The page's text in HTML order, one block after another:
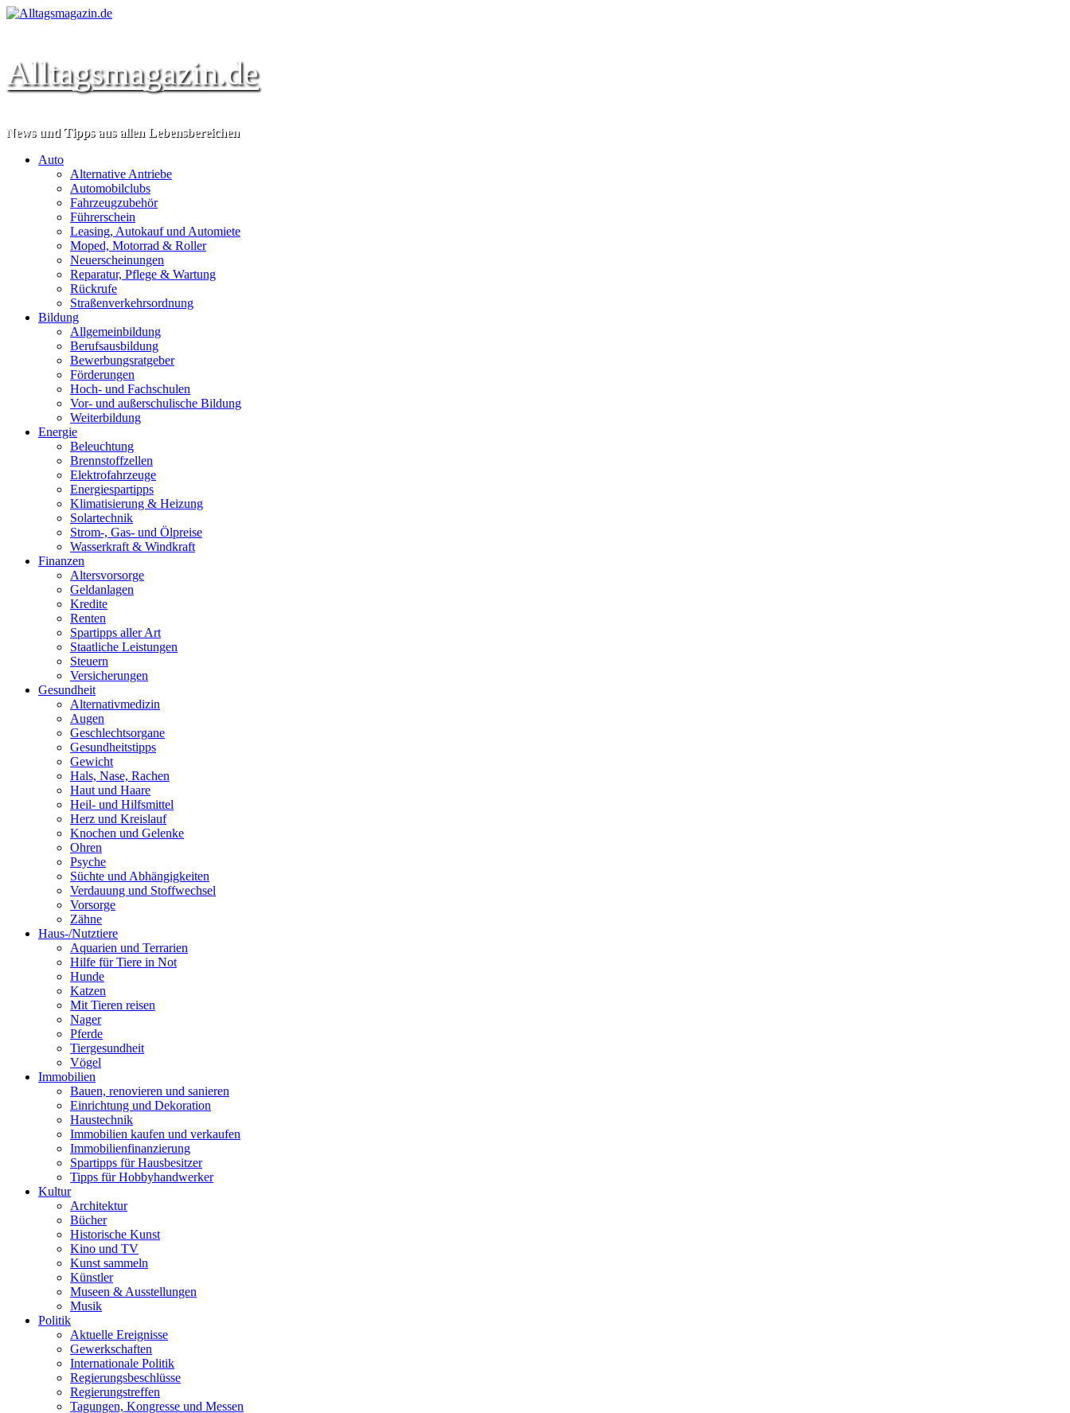
Zum
Alltagsmagazin.de
News und Tipps aus allen Lebensbereichen
PrimäresAuto
Alternative Antriebe
Automobilclubs
Fahrzeugzubehör
Führerschein
Leasing, Autokauf und Automiete
Moped, Motorrad & Roller
Neuerscheinungen
Reparatur, Pflege & Wartung
Rückrufe
Straßenverkehrsordnung
Bildung
Allgemeinbildung
Berufsausbildung
Bewerbungsratgeber
Förderungen
Hoch- und Fachschulen
Vor- und außerschulische Bildung
Weiterbildung
Energie
Beleuchtung
Brennstoffzellen
Elektrofahrzeuge
Energiespartipps
Klimatisierung & Heizung
Solartechnik
Strom-, Gas- und Ölpreise
Wasserkraft & Windkraft
Finanzen
Altersvorsorge
Geldanlagen
Kredite
Renten
Spartipps aller Art
Staatliche Leistungen
Steuern
Versicherungen
Gesundheit
Alternativmedizin
Augen
Geschlechtsorgane
Gesundheitstipps
Gewicht
Hals, Nase, Rachen
Haut und Haare
Heil- und Hilfsmittel
Herz und Kreislauf
Knochen und Gelenke
Ohren
Psyche
Süchte und Abhängigkeiten
Verdauung und Stoffwechsel
Vorsorge
Zähne
Haus-/Nutztiere
Aquarien und Terrarien
Hilfe für Tiere in Not
Hunde
Katzen
Mit Tieren reisen
Nager
Pferde
Tiergesundheit
Vögel
Immobilien
Bauen, renovieren und sanieren
Einrichtung und Dekoration
Haustechnik
Immobilien kaufen und verkaufen
Immobilienfinanzierung
Spartipps für Hausbesitzer
Tipps für Hobbyhandwerker
Kultur
Architektur
Bücher
Historische Kunst
Kino und TV
Kunst sammeln
Künstler
Museen & Ausstellungen
Musik
Politik
Aktuelle Ereignisse
Gewerkschaften
Internationale Politik
Regierungsbeschlüsse
Regierungstreffen
Tagungen, Kongresse und Messen